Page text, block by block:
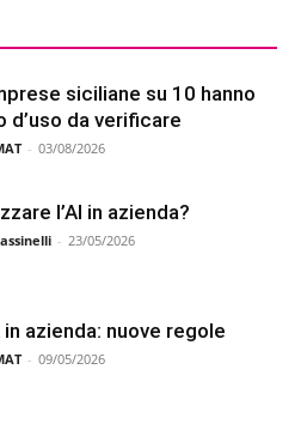
siciliane su 10 hanno
d’uso da verificare
- 03/08/2026
l’AI in azienda?
- 23/05/2026
in azienda: nuove regole
- 09/05/2026